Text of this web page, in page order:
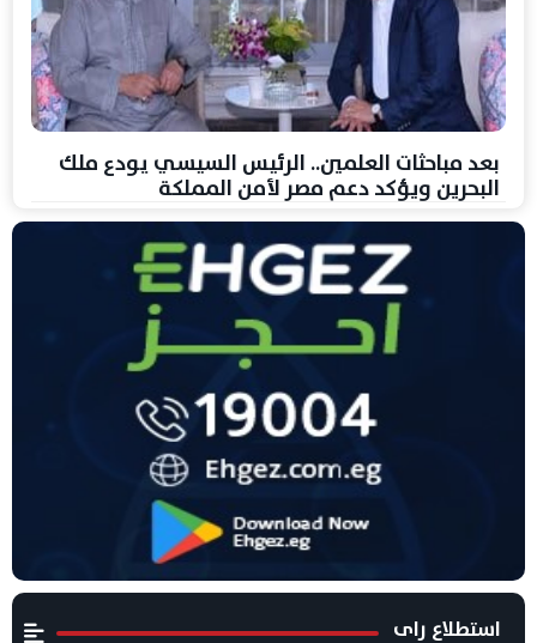
بعد مباحثات العلمين.. الرئيس السيسي يودع ملك
البحرين ويؤكد دعم مصر لأمن المملكة
استطلاع راى